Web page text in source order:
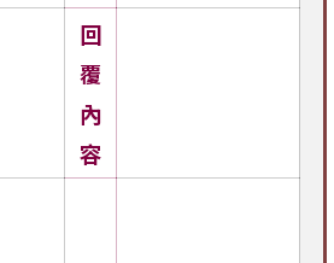
回
覆
內
容